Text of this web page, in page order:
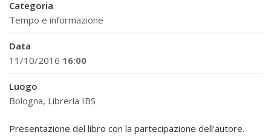
Categoria
Tempo e informazione
Data
11/10/2016 16:00
Luogo
Bologna, Libreria IBS
Presentazione del libro con la partecipazione dell'autore.